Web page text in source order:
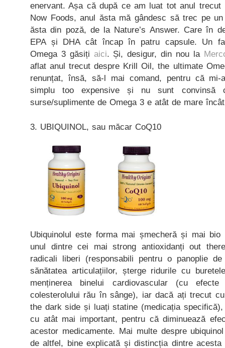
enervant. Așa că după ce am luat tot anul
Now Foods, anul ăsta mă gândesc să trec pe
ăsta din poză, de la Nature’s Answer. Care în
EPA și DHA cât încap în patru capsule. Un
Omega 3 găsiți aici. Și, desigur, din nou la
aflat anul trecut despre Krill Oil, the ultimate
renunțat, însă, să-l mai comand, pentru că
simplu too expensive și nu sunt convinsă
surse/suplimente de Omega 3 e atât de mare
3. UBIQUINOL, sau măcar CoQ10
Ubiquinolul este forma mai șmecheră și mai bio
unul dintre cei mai strong antioxidanți out
radicali liberi (responsabili pentru o panoplie
sănătatea articulațiilor, șterge ridurile cu
menținerea binelui cardiovascular (cu
colesterolului rău în sânge), iar dacă ați trecut
the dark side și luați statine (medicația
cu atât mai important, pentru că diminuează
acestor medicamente. Mai multe despre
de altfel, bine explicată și distincția dintre